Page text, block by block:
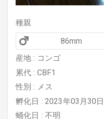
種親
86mm
産地 : コンゴ
累代 : CBF1
性別 : メス
孵化日 : 2023年03月30日
蛹化日 : 不明